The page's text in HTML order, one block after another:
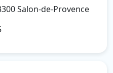
Salon-de-Provence